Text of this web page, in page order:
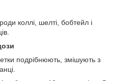
коллі, шелті, бобтейл і
подрібнюють, змішують з